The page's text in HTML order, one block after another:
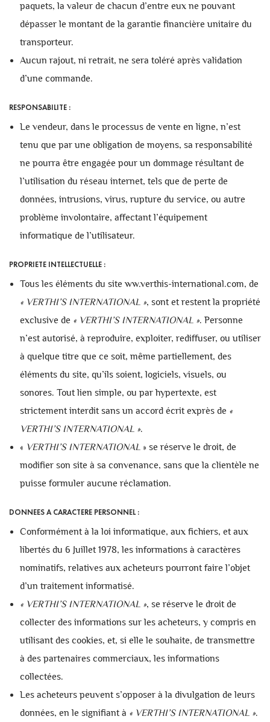
paquets, la valeur de chacun d’entre eux ne pouvant
dépasser le montant de la garantie financière unitaire du
transporteur.
Aucun rajout, ni retrait, ne sera toléré après validation
d’une commande.
RESPONSABILITE :
Le vendeur, dans le processus de vente en ligne, n’est
tenu que par une obligation de moyens, sa responsabilité
ne pourra être engagée pour un dommage résultant de
l’utilisation du réseau internet, tels que de perte de
données, intrusions, virus, rupture du service, ou autre
problème involontaire, affectant l’équipement
informatique de l’utilisateur.
PROPRIETE INTELLECTUELLE :
Tous les éléments du site ww.verthis-international.com, de
« VERTHI’S INTERNATIONAL », sont et restent la propriété
exclusive de « VERTHI’S INTERNATIONAL ». Personne
n’est autorisé, à reproduire, exploiter, rediffuser, ou utiliser
à quelque titre que ce soit, même partiellement, des
éléments du site, qu’ils soient, logiciels, visuels, ou
sonores. Tout lien simple, ou par hypertexte, est
strictement interdit sans un accord écrit exprès de «
VERTHI’S INTERNATIONAL ».
« VERTHI’S INTERNATIONAL » se réserve le droit, de
modifier son site à sa convenance, sans que la clientèle ne
puisse formuler aucune réclamation.
DONNEES A CARACTERE PERSONNEL :
Conformément à la loi informatique, aux fichiers, et aux
libertés du 6 Juillet 1978, les informations à caractères
nominatifs, relatives aux acheteurs pourront faire l’objet
d’un traitement informatisé.
« VERTHI’S INTERNATIONAL », se réserve le droit de
collecter des informations sur les acheteurs, y compris en
utilisant des cookies, et, si elle le souhaite, de transmettre
à des partenaires commerciaux, les informations
collectées.
Les acheteurs peuvent s’opposer à la divulgation de leurs
données, en le signifiant à « VERTHI’S INTERNATIONAL ».